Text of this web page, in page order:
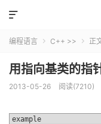

编程语言  C++ >>  正
用指向基类的指
2013-05-26 阅读(7210)
example